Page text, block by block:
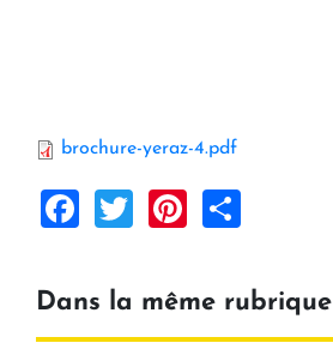
brochure-yeraz-4.pdf
Facebook
TwitterPinterest
Dans la même rubrique